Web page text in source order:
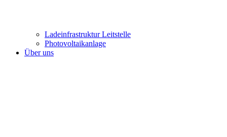
Ladeinfrastruktur Leitstelle
Photovoltaikanlage
Über uns